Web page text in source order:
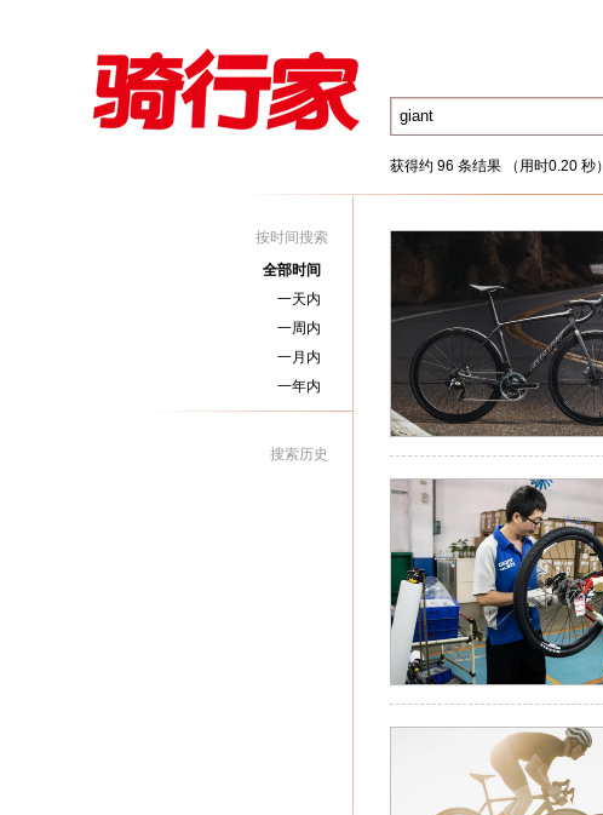
获得约 96 条结果 （用时0.20 秒）
按时间搜索
全部时间
一天内
一周内
一月内
一年内
搜索历史